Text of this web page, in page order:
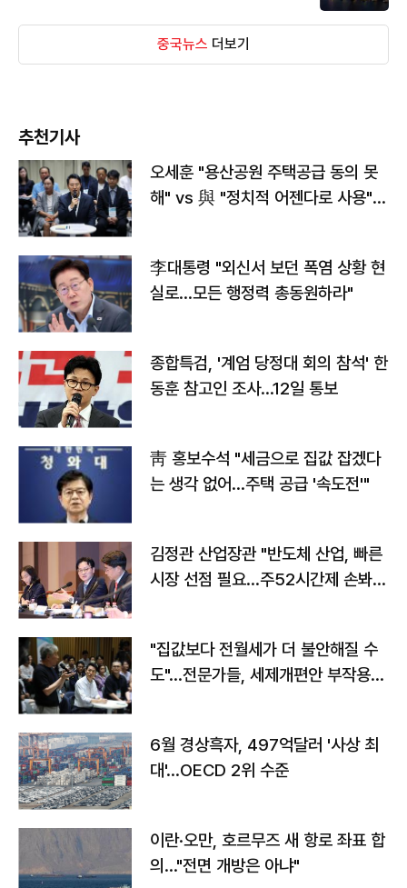
중국뉴스 더보기
추천기사
오세훈 "용산공원 주택공급 동의 못
해" vs 與 "정치적 어젠다로 사용"
李대통령 "외신서 보던 폭염 상황 현
실로…모든 행정력 총동원하라"
종합특검, '계엄 당정대 회의 참석' 한
동훈 참고인 조사...12일 통보
靑 홍보수석 "세금으로 집값 잡겠다
는 생각 없어…주택 공급 '속도전'"
김정관 산업장관 "반도체 산업, 빠른
시장 선점 필요…주52시간제 손봐
"집값보다 전월세가 더 불안해질 수
도"…전문가들, 세제개편안 부작용
6월 경상흑자, 497억달러 '사상 최
대'…OECD 2위 수준
이란·오만, 호르무즈 새 항로 좌표 합
의…"전면 개방은 아냐"